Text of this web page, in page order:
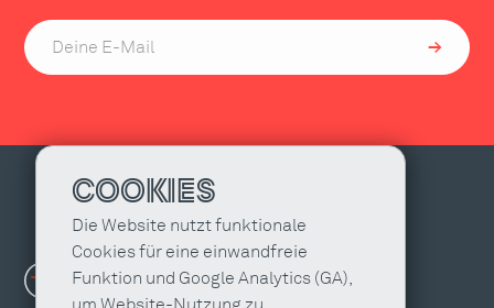
COOKIES
Die Website nutzt funktionale
Cookies für eine einwandfreie
Funktion und Google Analytics (GA),